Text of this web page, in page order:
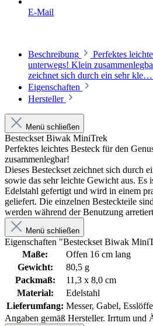
E-Mail
Beschreibung
Perfektes
unterwegs! Klein
zeichnet sich durch ein sehr kle…
Eigenschaften
Hersteller
Menü schließen
Besteckset Biwak MiniTrek
Perfektes leichtes Besteck für den
zusammenlegbar!
Dieses Besteckset zeichnet sich durch
sowie das sehr leichte Gewicht aus. Es
Edelstahl gefertigt und wird in einem
geliefert. Die einzelnen Besteckteile
werden während der Benutzung
Menü schließen
Eigenschaften "Besteckset Biwak
Maße:
Offen 16 cm lang
Gewicht:
80,5 g
Packmaß:
11,3 x 8,0 cm
Material:
Edelstahl
Lieferumfang: Messer, Gabel,
Angaben gemäß Hersteller. Irrtum und